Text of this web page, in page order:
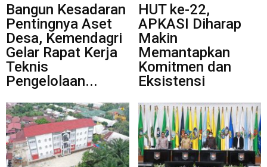
Bangun Kesadaran
Pentingnya Aset
Desa, Kemendagri
Gelar Rapat Kerja
Teknis
Pengelolaan...
HUT ke-22,
APKASI Diharap
Makin
Memantapkan
Komitmen dan
Eksistensi